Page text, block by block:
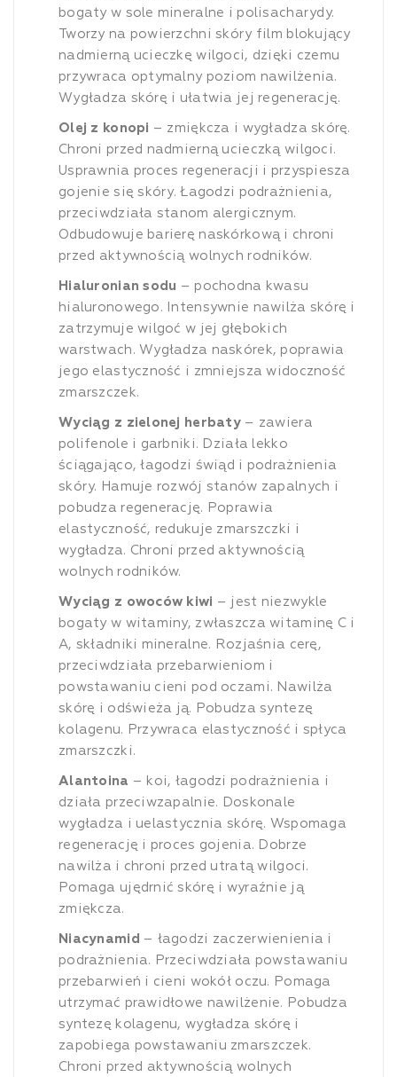
bogaty w sole mineralne i polisacharydy.
Tworzy na powierzchni skóry film blokujący
nadmierną ucieczkę wilgoci, dzięki czemu
przywraca optymalny poziom nawilżenia.
Wygładza skórę i ułatwia jej regenerację.
Olej z konopi – zmiękcza i wygładza skórę.
Chroni przed nadmierną ucieczką wilgoci.
Usprawnia proces regeneracji i przyspiesza
gojenie się skóry. Łagodzi podrażnienia,
przeciwdziała stanom alergicznym.
Odbudowuje barierę naskórkową i chroni
przed aktywnością wolnych rodników.
Hialuronian sodu – pochodna kwasu
hialuronowego. Intensywnie nawilża skórę i
zatrzymuje wilgoć w jej głębokich
warstwach. Wygładza naskórek, poprawia
jego elastyczność i zmniejsza widoczność
zmarszczek.
Wyciąg z zielonej herbaty – zawiera
polifenole i garbniki. Działa lekko
ściągająco, łagodzi świąd i podrażnienia
skóry. Hamuje rozwój stanów zapalnych i
pobudza regenerację. Poprawia
elastyczność, redukuje zmarszczki i
wygładza. Chroni przed aktywnością
wolnych rodników.
Wyciąg z owoców kiwi – jest niezwykle
bogaty w witaminy, zwłaszcza witaminę C i
A, składniki mineralne. Rozjaśnia cerę,
przeciwdziała przebarwieniom i
powstawaniu cieni pod oczami. Nawilża
skórę i odświeża ją. Pobudza syntezę
kolagenu. Przywraca elastyczność i spłyca
zmarszczki.
Alantoina – koi, łagodzi podrażnienia i
działa przeciwzapalnie. Doskonale
wygładza i uelastycznia skórę. Wspomaga
regenerację i proces gojenia. Dobrze
nawilża i chroni przed utratą wilgoci.
Pomaga ujędrnić skórę i wyraźnie ją
zmiękcza.
Niacynamid – łagodzi zaczerwienienia i
podrażnienia. Przeciwdziała powstawaniu
przebarwień i cieni wokół oczu. Pomaga
utrzymać prawidłowe nawilżenie. Pobudza
syntezę kolagenu, wygładza skórę i
zapobiega powstawaniu zmarszczek.
Chroni przed aktywnością wolnych